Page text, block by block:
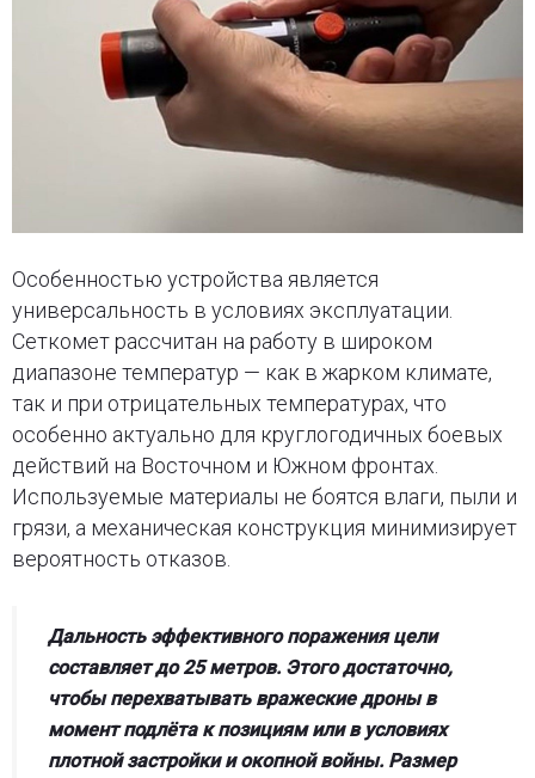
Особенностью устройства является
универсальность в условиях эксплуатации.
Сеткомет рассчитан на работу в широком
диапазоне температур — как в жарком климате,
так и при отрицательных температурах, что
особенно актуально для круглогодичных боевых
действий на Восточном и Южном фронтах.
Используемые материалы не боятся влаги, пыли и
грязи, а механическая конструкция минимизирует
вероятность отказов.
Дальность эффективного поражения цели
составляет до 25 метров. Этого достаточно,
чтобы перехватывать вражеские дроны в
момент подлёта к позициям или в условиях
плотной застройки и окопной войны. Размер